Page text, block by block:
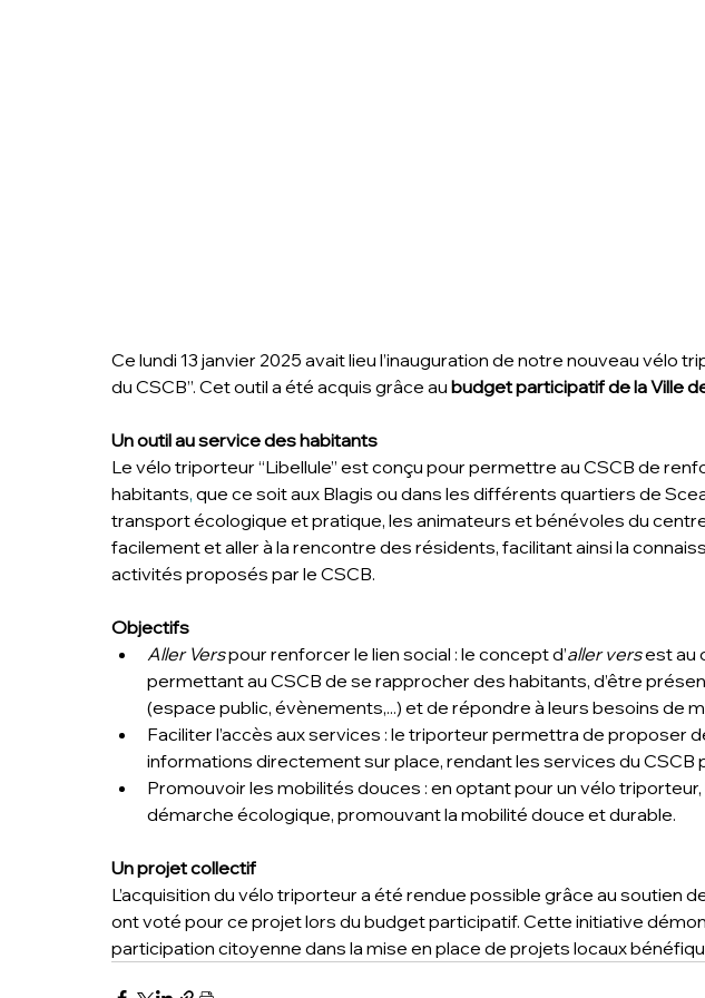
Ce lundi 13 janvier 2025 avait lieu l’inauguration de notre nouveau vélo
du CSCB”. Cet outil a été acquis grâce au budget participatif de la Ville
Un outil au service des habitants
Le vélo triporteur “Libellule” est conçu pour permettre au CSCB de
habitants, que ce soit aux Blagis ou dans les différents quartiers de
transport écologique et pratique, les animateurs et bénévoles du
facilement et aller à la rencontre des résidents, facilitant ainsi la
activités proposés par le CSCB.
Objectifs
Aller Vers pour renforcer le lien social : le concept d’aller vers est au
permettant au CSCB de se rapprocher des habitants, d’être
(espace public, évènements,...) et de répondre à leurs besoins de
Faciliter l’accès aux services : le triporteur permettra de proposer
informations directement sur place, rendant les services du CSCB
Promouvoir les mobilités douces : en optant pour un vélo triporteur,
démarche écologique, promouvant la mobilité douce et durable.
Un projet collectif
L’acquisition du vélo triporteur a été rendue possible grâce au soutien
ont voté pour ce projet lors du budget participatif. Cette initiative
participation citoyenne dans la mise en place de projets locaux